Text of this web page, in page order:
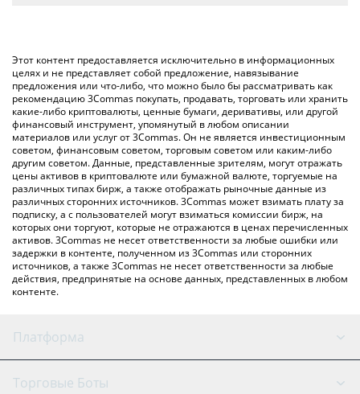
Вы также можете использовать приведенную выше таблицу
цен NADS, чтобы проверить последние цены на NADS в
основных фиатных и криптовалютах.
Этот контент предоставляется исключительно в информационных
целях и не представляет собой предложение, навязывание
предложения или что-либо, что можно было бы рассматривать как
рекомендацию 3Commas покупать, продавать, торговать или хранить
какие-либо криптовалюты, ценные бумаги, деривативы, или другой
финансовый инструмент, упомянутый в любом описании
материалов или услуг от 3Commas. Он не является инвестиционным
советом, финансовым советом, торговым советом или каким-либо
другим советом. Данные, представленные зрителям, могут отражать
цены активов в криптовалюте или бумажной валюте, торгуемые на
различных типах бирж, а также отображать рыночные данные из
различных сторонних источников. 3Commas может взимать плату за
подписку, а с пользователей могут взиматься комиссии бирж, на
которых они торгуют, которые не отражаются в ценах перечисленных
активов. 3Commas не несет ответственности за любые ошибки или
задержки в контенте, полученном из 3Commas или сторонних
источников, а также 3Commas не несет ответственности за любые
действия, предпринятые на основе данных, представленных в любом
контенте.
Платформа
GRID Бот
Торговые Боты